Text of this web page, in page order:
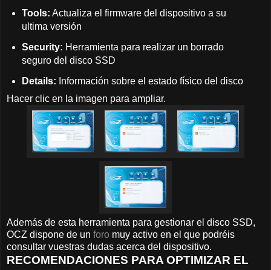
Tools: Actualiza el firmware del dispositivo a su
ultima versión
Security: Herramienta para realizar un borrado
seguro del disco SSD
Details: Información sobre el estado físico del disco
Hacer clic en la imagen para ampliar.
Además de esta herramienta para gestionar el disco SSD,
OCZ dispone de un foro muy activo en el que podréis
consultar vuestras dudas acerca del dispositivo.
RECOMENDACIONES PARA OPTIMIZAR EL